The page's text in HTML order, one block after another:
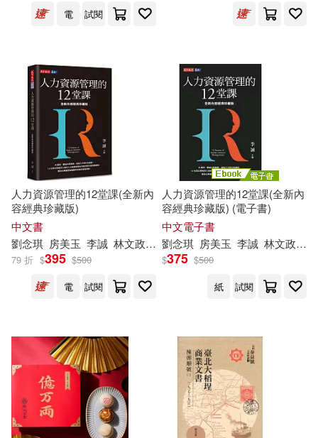
價格
範圍
電
試閱
人力資源管理的12堂課(全新內
容經典珍藏版)
中文書
劉念琪 房美玉 李誠 林文政 王群孝 胡昌亞 葉穎蓉 蔡維奇 鄭
79 折 $395 $500
電
試閱
人力資源管理的12堂課(全新內
容經典珍藏版) (電子書)
中文電子書
劉念琪 房美玉 李誠 林文政 王
$375 $500
紙
試閱